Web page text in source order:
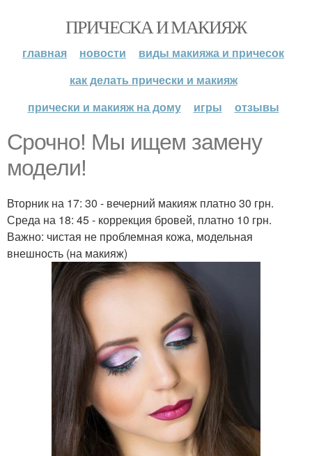
ПРИЧЕСКА И МАКИЯЖ
главная новости
виды макияжа и причесок
как делать прически и макияж
прически и макияж на дому
игры отзывы
Срочно! Мы ищем замену
модели!
Вторник на 17: 30 - вечерний макияж платно 30 грн.
Среда на 18: 45 - коррекция бровей, платно 10 грн.
Важно: чистая не проблемная кожа, модельная
внешность (на макияж)